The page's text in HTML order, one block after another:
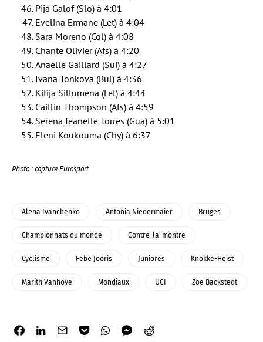
Pija Galof (Slo) à 4:01
Evelina Ermane (Let) à 4:04
Sara Moreno (Col) à 4:08
Chante Olivier (Afs) à 4:20
Anaëlle Gaillard (Sui) à 4:27
Ivana Tonkova (Bul) à 4:36
Kitija Siltumena (Let) à 4:44
Caitlin Thompson (Afs) à 4:59
Serena Jeanette Torres (Gua) à 5:01
Eleni Koukouma (Chy) à 6:37
Photo : capture Eurosport
Alena Ivanchenko Antonia Niedermaier Bruges
Championnats du monde Contre-la-montre
Cyclisme Febe Jooris Juniores Knokke-Heist
Marith Vanhove Mondiaux UCI Zoe Backstedt